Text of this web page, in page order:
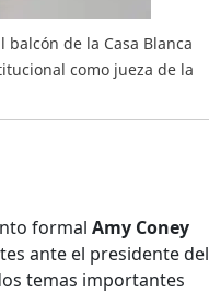
de la Casa Blanca
como jueza de la
formal Amy Coney
ante el presidente del
temas importantes